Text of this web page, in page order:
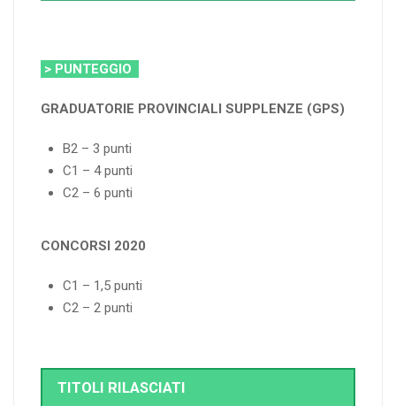
> PUNTEGGIO
GRADUATORIE PROVINCIALI SUPPLENZE (GPS)
B2 – 3 punti
C1 – 4 punti
C2 – 6 punti
CONCORSI 2020
C1 – 1,5 punti
C2 – 2 punti
TITOLI RILASCIATI